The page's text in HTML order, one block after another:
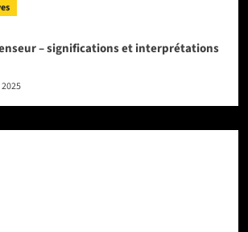
– significations et interprétations